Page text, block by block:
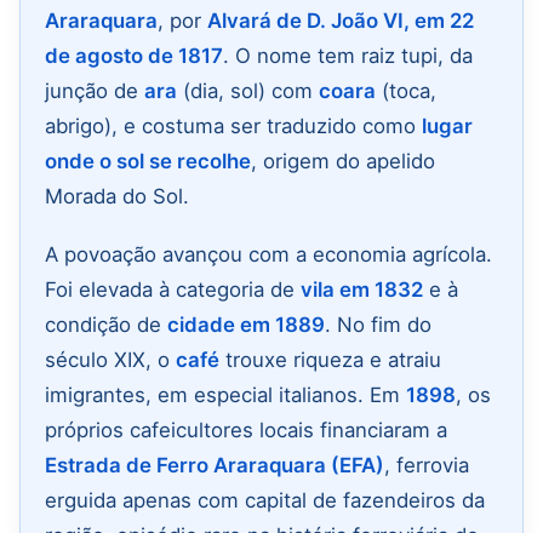
Araraquara, por Alvará de D. João VI, em 22
de agosto de 1817. O nome tem raiz tupi, da
junção de ara (dia, sol) com coara (toca,
abrigo), e costuma ser traduzido como lugar
onde o sol se recolhe, origem do apelido
Morada do Sol.
A povoação avançou com a economia agrícola.
Foi elevada à categoria de vila em 1832 e à
condição de cidade em 1889. No fim do
século XIX, o café trouxe riqueza e atraiu
imigrantes, em especial italianos. Em 1898, os
próprios cafeicultores locais financiaram a
Estrada de Ferro Araraquara (EFA), ferrovia
erguida apenas com capital de fazendeiros da